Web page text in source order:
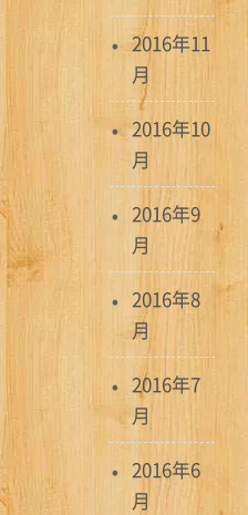
2016年11
月
2016年10
月
2016年9
月
2016年8
月
2016年7
月
2016年6
月